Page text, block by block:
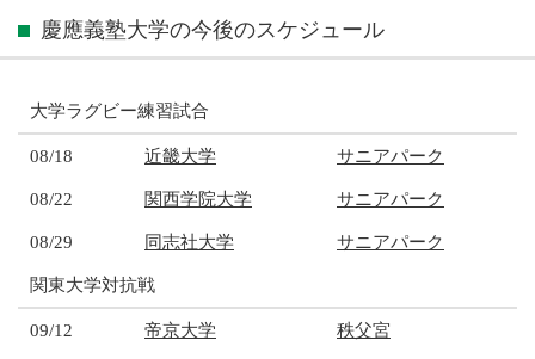
慶應義塾大学の今後のスケジュール
大学ラグビー練習試合
08/18 近畿大学 サニアパーク
08/22 関西学院大学 サニアパーク
08/29 同志社大学 サニアパーク
関東大学対抗戦
09/12 帝京大学 秩父宮